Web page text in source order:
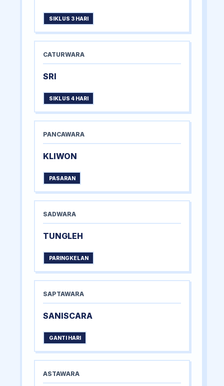
SIKLUS 3 HARI
CATURWARA
SRI
SIKLUS 4 HARI
PANCAWARA
KLIWON
PASARAN
SADWARA
TUNGLEH
PARINGKELAN
SAPTAWARA
SANISCARA
GANTI HARI
ASTAWARA